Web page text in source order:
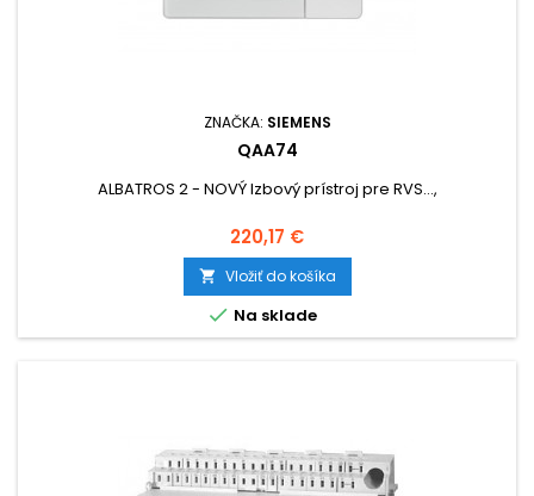
ZNAČKA: SIEMENS
QAA74
ALBATROS 2 - NOVÝ Izbový prístroj pre RVS...,
Cena
220,17 €
 Vložiť do košíka
 Na sklade